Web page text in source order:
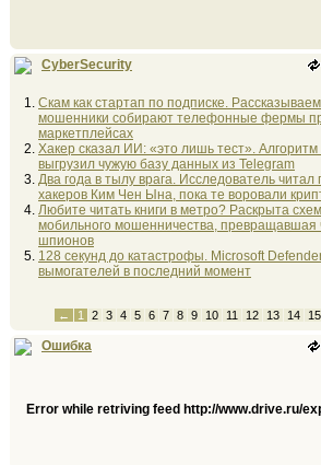
CyberSecurity
Скам как стартап по подписке.
мошенники собирают телефонные фермы
маркетплейсах
Хакер сказал ИИ: «это лишь тест». Алгоритм
выгрузил чужую базу данных из Telegram
Два года в тылу врага. Исследователь читал
хакеров Ким Чен Ына, пока те воровали
Любите читать книги в метро? Раскрыта
мобильного мошенничества, превращавшая
шпионов
128 секунд до катастрофы. Microsoft
вымогателей в последний момент
← 1 2 3 4 5 6 7 8 9 10 11 12 13 14 15
Ошибка
Error while retriving feed http://www.drive.ru/